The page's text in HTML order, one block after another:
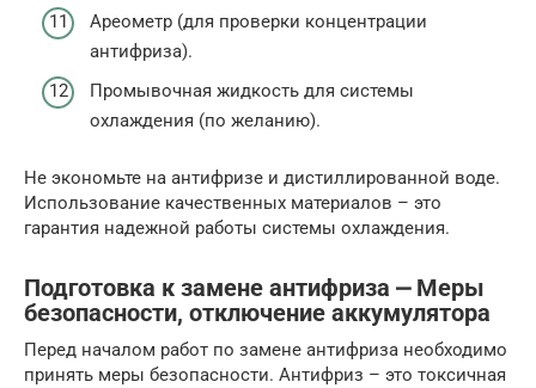
Ареометр (для проверки концентрации
антифриза).
Промывочная жидкость для системы
охлаждения (по желанию).
Не экономьте на антифризе и дистиллированной воде.
Использование качественных материалов – это
гарантия надежной работы системы охлаждения.
Подготовка к замене антифриза ⎼ Меры
безопасности, отключение аккумулятора
Перед началом работ по замене антифриза необходимо
принять меры безопасности. Антифриз – это токсичная